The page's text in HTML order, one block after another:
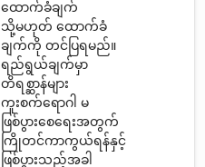
ထောက်ခံချက်
သို့မဟုတ် ထောက်ခံ
ချက်ကို တင်ပြရမည်။
ရည်ရွယ်ချက်မှာ
တိရစ္ဆာန်များ
ကူးစက်ရောဂါ မ
ဖြစ်ပွားစေရေးအတွက်
ကြိုတင်ကာကွယ်ရန်နှင့်
ဖြစ်ပွားသည့်အခါ